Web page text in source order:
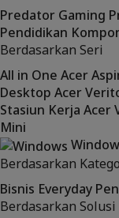
Predator Gaming
Pendidikan
Berdasarkan Seri
All in One Acer
Desktop Acer
Stasiun Kerja Acer
Mini
Berdasarkan
Bisnis Everyday
Berdasarkan Solusi